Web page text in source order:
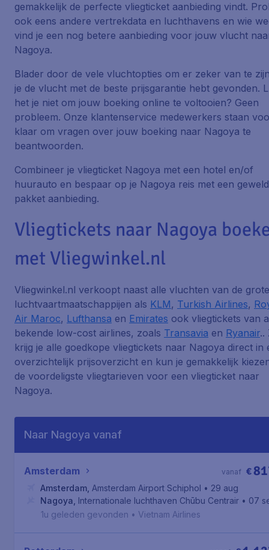
gemakkelijk de perfecte vliegticket aanbieding vindt.
ook eens andere vertrekdata en luchthavens en wie
vind je een nog betere aanbieding voor jouw vlucht
Nagoya.
Blader door de vele vluchtopties om er zeker van te
je de vlucht met de beste prijsgarantie hebt gevonden.
het je niet om jouw boeking online te voltooien? Geen
probleem. Onze klantenservice medewerkers staan
klaar om vragen over jouw boeking naar Nagoya te
beantwoorden.
Combineer je vliegticket Nagoya met een hotel en/of
huurauto en bespaar op je Nagoya reis met een
pakket aanbieding.
Vliegtickets naar Nagoya
met Vliegwinkel.nl
Vliegwinkel.nl verkoopt naast alle vluchten van de grote
luchtvaartmaatschappijen als KLM, Turkish Airlines,
Air Maroc, Lufthansa en Emirates ook vliegtickets van
bekende low-cost airlines, zoals Transavia en Ryanair..
krijg je alle goedkope vliegtickets naar Nagoya direct in
overzichtelijk prijsoverzicht en kun je gemakkelijk
de voordeligste vliegtarieven voor een vliegticket naar
Nagoya.
Naar Nagoya vanaf
Amsterdam €
vanaf
Amsterdam Amsterdam Airport Schiphol • 29 aug
Nagoya Internationale luchthaven Chūbu Centrair • 07
1u geleden gevonden • Vietnam Airlines